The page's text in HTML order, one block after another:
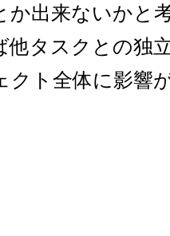
か出来ないかと
他タスクとの独
クト全体に影響